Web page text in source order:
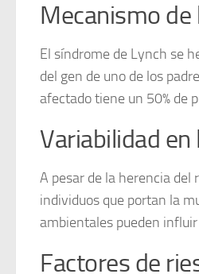
Mecanismo de
El síndrome de Lynch se
del gen de uno de los
afectado tiene un 50% de
Variabilidad
A pesar de la herencia del
individuos que portan la
ambientales pueden
Factores de